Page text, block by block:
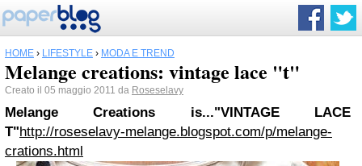
HOME › LIFESTYLE › MODA E TREND
Melange creations: vintage lace "t"
Creato il 05 maggio 2011 da Roseselavy
Melange Creations is..."VINTAGE LACE
T"http://roseselavy-melange.blogspot.com/p/melange-
crations.html